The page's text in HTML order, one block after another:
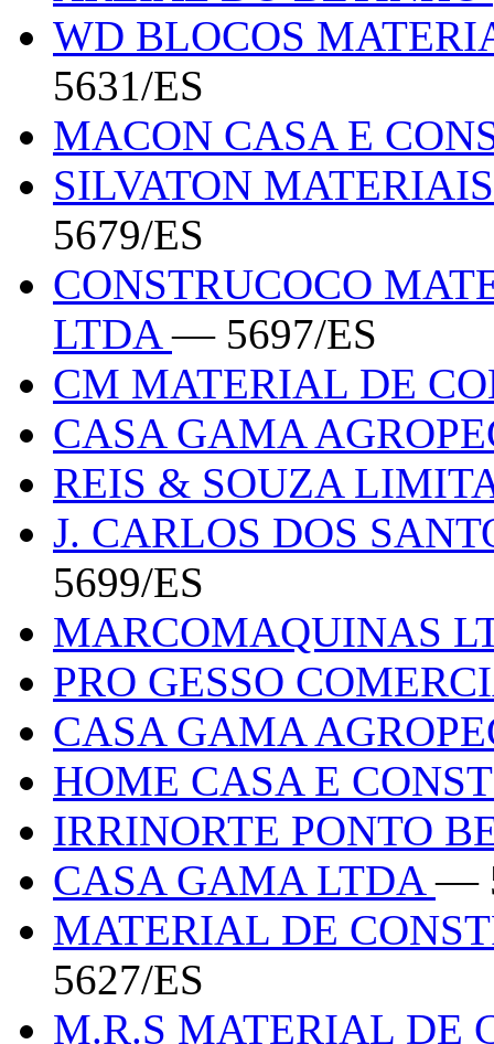
WD BLOCOS
5631/ES
MACON CASA E
SILVATON
5679/ES
CONSTRUCOCO
LTDA— 5697/ES
CM MATERIAL DE
CASA GAMA
REIS & SOUZA
J. CARLOS DOS
5699/ES
MARCOMAQUINAS
PRO GESSO
CASA GAMA
HOME CASA E
IRRINORTE PONTO
CASA GAMA LTDA—
MATERIAL DE
5627/ES
M.R.S MATERIAL DE